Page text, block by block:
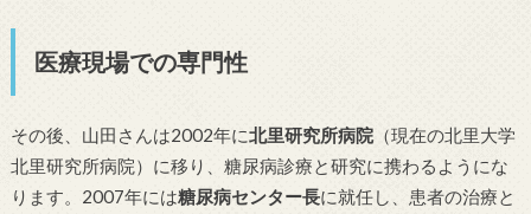
医療現場での専門性
その後、山田さんは2002年に北里研究所病院（現在の北里大学
北里研究所病院）に移り、糖尿病診療と研究に携わるようにな
ります。2007年には糖尿病センター長に就任し、患者の治療と